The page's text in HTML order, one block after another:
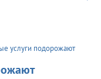
услуги подорожают